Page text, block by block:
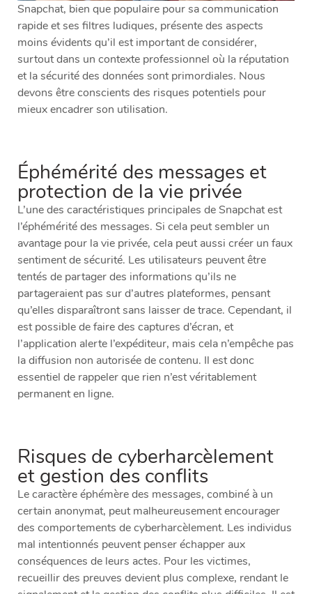
Snapchat, bien que populaire pour sa communication
rapide et ses filtres ludiques, présente des aspects
moins évidents qu’il est important de considérer,
surtout dans un contexte professionnel où la réputation
et la sécurité des données sont primordiales. Nous
devons être conscients des risques potentiels pour
mieux encadrer son utilisation.
Éphémérité des messages et
protection de la vie privée
L’une des caractéristiques principales de Snapchat est
l’éphémérité des messages. Si cela peut sembler un
avantage pour la vie privée, cela peut aussi créer un faux
sentiment de sécurité. Les utilisateurs peuvent être
tentés de partager des informations qu’ils ne
partageraient pas sur d’autres plateformes, pensant
qu’elles disparaîtront sans laisser de trace. Cependant, il
est possible de faire des captures d’écran, et
l’application alerte l’expéditeur, mais cela n’empêche pas
la diffusion non autorisée de contenu. Il est donc
essentiel de rappeler que rien n’est véritablement
permanent en ligne.
Risques de cyberharcèlement
et gestion des conflits
Le caractère éphémère des messages, combiné à un
certain anonymat, peut malheureusement encourager
des comportements de cyberharcèlement. Les individus
mal intentionnés peuvent penser échapper aux
conséquences de leurs actes. Pour les victimes,
recueillir des preuves devient plus complexe, rendant le